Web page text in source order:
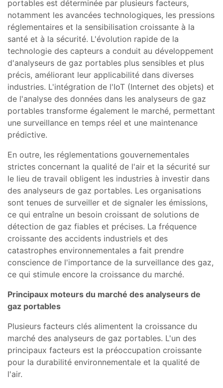
portables est déterminée par plusieurs facteurs,
notamment les avancées technologiques, les pressions
réglementaires et la sensibilisation croissante à la
santé et à la sécurité. L'évolution rapide de la
technologie des capteurs a conduit au développement
d'analyseurs de gaz portables plus sensibles et plus
précis, améliorant leur applicabilité dans diverses
industries. L'intégration de l'IoT (Internet des objets) et
de l'analyse des données dans les analyseurs de gaz
portables transforme également le marché, permettant
une surveillance en temps réel et une maintenance
prédictive.
En outre, les réglementations gouvernementales
strictes concernant la qualité de l'air et la sécurité sur
le lieu de travail obligent les industries à investir dans
des analyseurs de gaz portables. Les organisations
sont tenues de surveiller et de signaler les émissions,
ce qui entraîne un besoin croissant de solutions de
détection de gaz fiables et précises. La fréquence
croissante des accidents industriels et des
catastrophes environnementales a fait prendre
conscience de l'importance de la surveillance des gaz,
ce qui stimule encore la croissance du marché.
Principaux moteurs du marché des analyseurs de
gaz portables
Plusieurs facteurs clés alimentent la croissance du
marché des analyseurs de gaz portables. L'un des
principaux facteurs est la préoccupation croissante
pour la durabilité environnementale et la qualité de
l'air.